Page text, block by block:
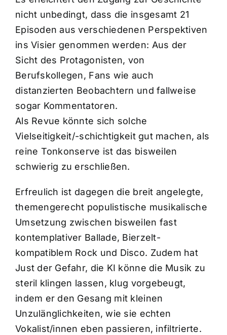
nicht unbedingt, dass die insgesamt 21
Episoden aus verschiedenen Perspektiven
ins Visier genommen werden: Aus der
Sicht des Protagonisten, von
Berufskollegen, Fans wie auch
distanzierten Beobachtern und fallweise
sogar Kommentatoren.
Als Revue könnte sich solche
Vielseitigkeit/-schichtigkeit gut machen, als
reine Tonkonserve ist das bisweilen
schwierig zu erschließen.
Erfreulich ist dagegen die breit angelegte,
themengerecht populistische musikalische
Umsetzung zwischen bisweilen fast
kontemplativer Ballade, Bierzelt-
kompatiblem Rock und Disco. Zudem hat
Just der Gefahr, die KI könne die Musik zu
steril klingen lassen, klug vorgebeugt,
indem er den Gesang mit kleinen
Unzulänglichkeiten, wie sie echten
Vokalist/innen eben passieren, infiltrierte.